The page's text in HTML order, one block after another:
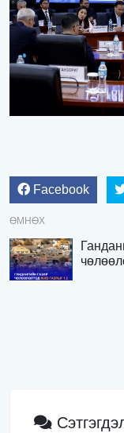
Facebook
ӨМНӨХ